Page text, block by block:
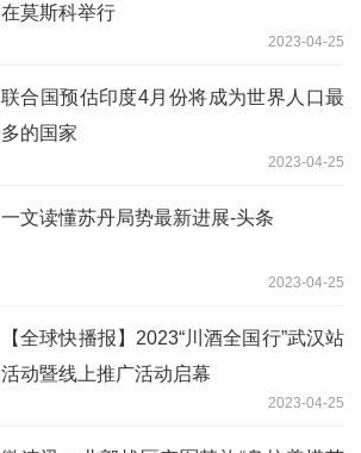
在莫斯科举行
2023-04-25
联合国预估印度4月份将成为世界人口最
多的国家
2023-04-25
一文读懂苏丹局势最新进展-头条
2023-04-25
【全球快播报】2023“川酒全国行”武汉站
活动暨线上推广活动启幕
2023-04-25